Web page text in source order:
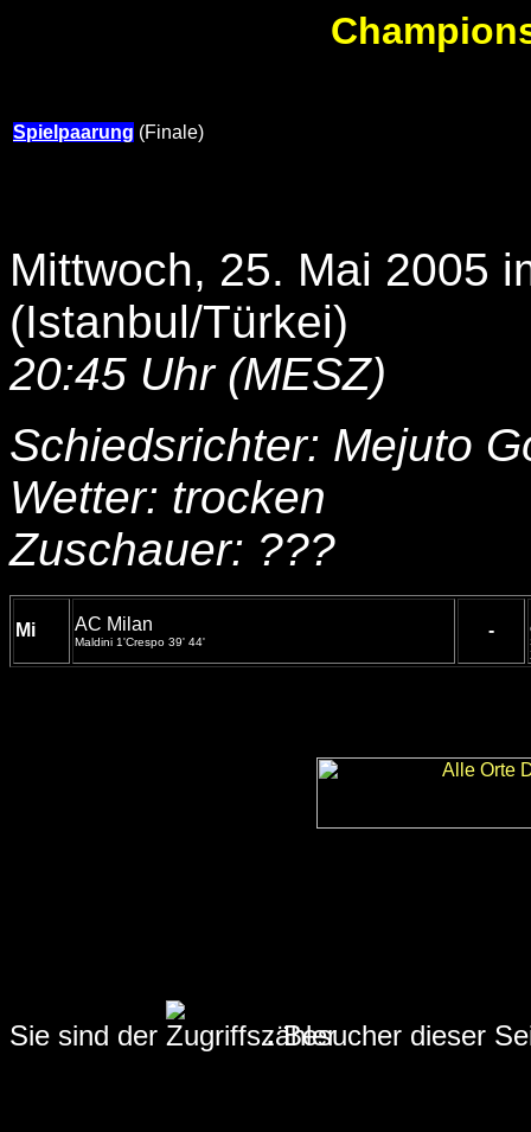
Spielpaarung (Finale)
Mittwoch, 25. Mai 2005
(Istanbul/Türkei)
20:45 Uhr (MESZ)
Schiedsrichter: Mejuto
Wetter: trocken
Zuschauer: ???
Mi AC Milan
Maldini 1'Crespo 39' 44'
-
Sie sind der .Besucher dieser